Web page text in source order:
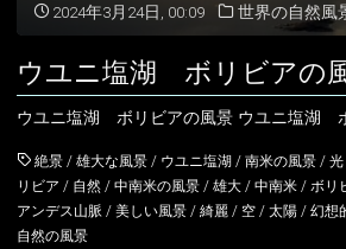
2024年3月24日, 00:09 世界の自然風
ウユニ塩湖 ボリビアの
ウユニ塩湖 ボリビアの風景 ウユニ塩湖
絶景 /雄大な風景 / ウユニ塩湖 /南米の風景 /光
リビア / 自然 /中南米の風景 /雄大 /中南米 /ボリ
アンデス山脈 /美しい風景 /綺麗 / 空 /太陽 /幻想
自然の風景